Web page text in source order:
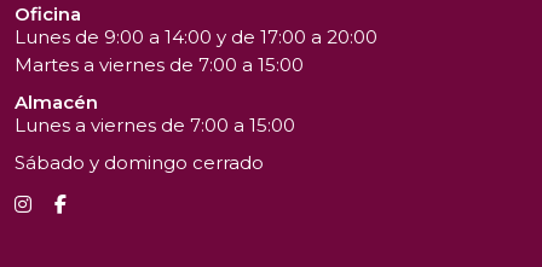
Oficina
Lunes de 9:00 a 14:00 y de 17:00 a 20:00
Martes a viernes de 7:00 a 15:00
Almacén
Lunes a viernes de 7:00 a 15:00
Sábado y domingo cerrado